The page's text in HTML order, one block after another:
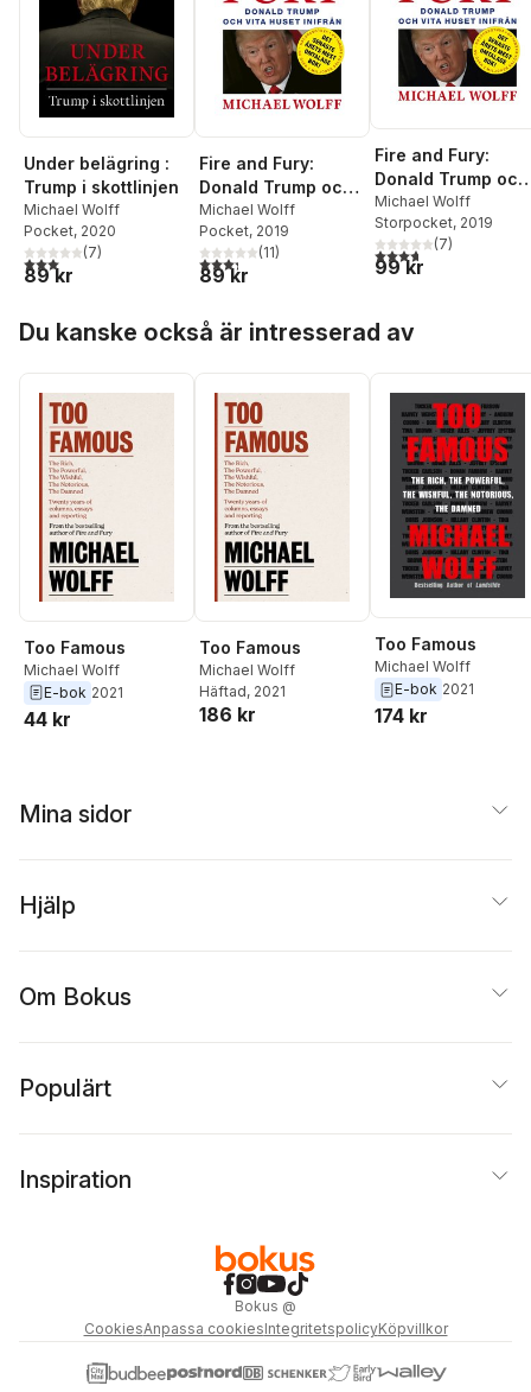
Under belägring :
Trump i skottlinjen
Michael Wolff
Pocket, 2020
3,0utav 5 stjärnor. Totalt antal röster:
(7)
89 kr
Fire and Fury:
Donald Trump och
Vita huset inifrån
Michael Wolff
Pocket, 2019
3,3utav 5 stjärnor. Totalt antal röster:
(11)
89 kr
Fire and Fury:
Donald Trump och
Vita huset inifrån
Michael Wolff
Storpocket, 2019
3,7utav 5 stjärnor.
(7)
99 kr
Du kanske också är intresserad av
Too Famous
Michael Wolff
E-bok 2021
44 kr
Too Famous
Michael Wolff
Häftad, 2021
186 kr
Too Famous
Michael Wolff
E-bok 2021
174 kr
Mina sidor
Hjälp
Om Bokus
Populärt
Inspiration
Bokus @
CookiesAnpassa cookiesIntegritetspolicyKöpvillkor